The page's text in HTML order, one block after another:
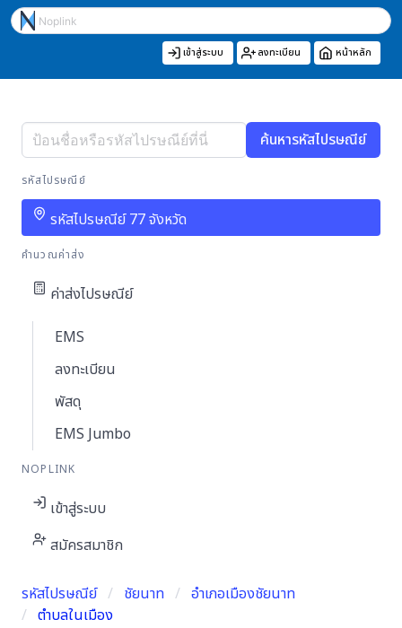
เข้าสู่ระบบ ลงทะเบียน หน้าหลัก
ค้นหารหัสไปรษณีย์
รหัสไปรษณีย์
รหัสไปรษณีย์ 77 จังหวัด
คำนวณค่าส่ง
ค่าส่งไปรษณีย์
EMS
ลงทะเบียน
พัสดุ
EMS Jumbo
NOPLINK
เข้าสู่ระบบ
สมัครสมาชิก
รหัสไปรษณีย์ ชัยนาท
อำเภอเมืองชัยนาท
ตำบลในเมือง